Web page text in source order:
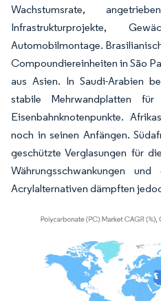
Wachstumsrate,
Infrastrukturprojekte,
Automobilmontage.
Compoundiereinheiten in São
aus Asien. In Saudi-Arabien
stabile Mehrwandplatten für
Eisenbahnknotenpunkte.
noch in seinen Anfängen.
geschützte Verglasungen für
Währungsschwankungen
Acrylalternativen dämpften